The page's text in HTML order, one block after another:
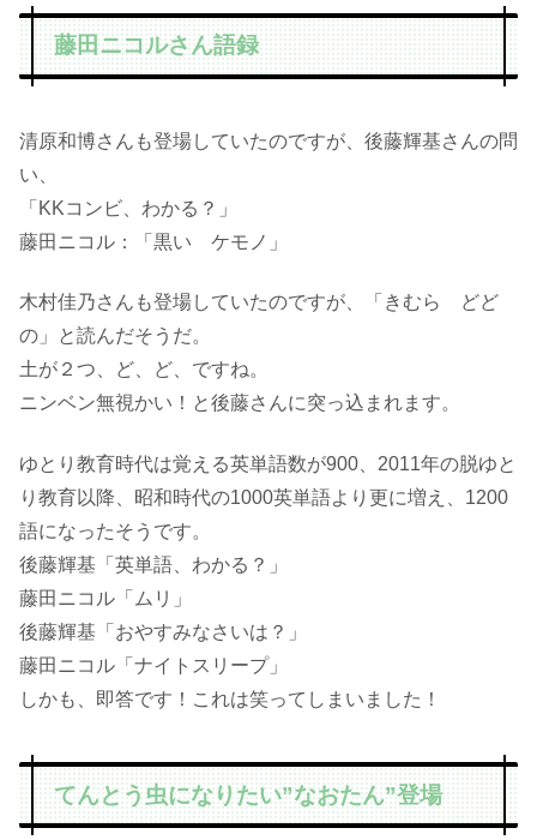
藤田ニコルさん語録
清原和博さんも登場していたのですが、後藤輝基さんの問
い、
「KKコンビ、わかる？」
藤田ニコル：「黒い ケモノ」
木村佳乃さんも登場していたのですが、「きむら どど
の」と読んだそうだ。
土が２つ、ど、ど、ですね。
ニンベン無視かい！と後藤さんに突っ込まれます。
ゆとり教育時代は覚える英単語数が900、2011年の脱ゆと
り教育以降、昭和時代の1000英単語より更に増え、1200
語になったそうです。
後藤輝基「英単語、わかる？」
藤田ニコル「ムリ」
後藤輝基「おやすみなさいは？」
藤田ニコル「ナイトスリープ」
しかも、即答です！これは笑ってしまいました！
てんとう虫になりたい”なおたん”登場